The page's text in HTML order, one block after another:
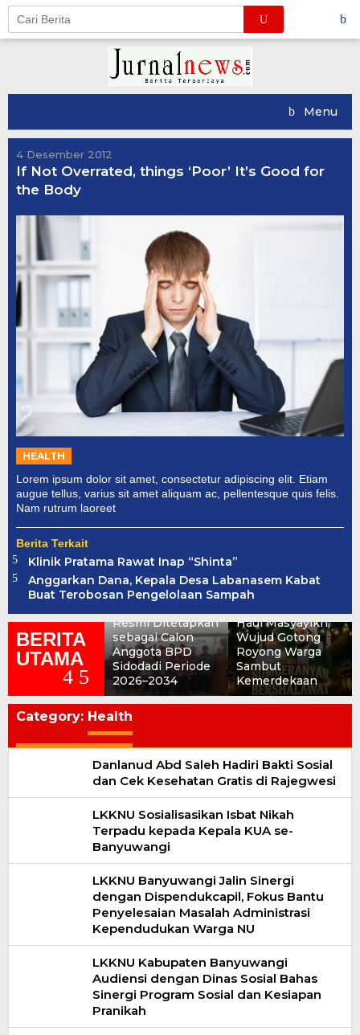
Skip
content
Menu
4 Desember 2012
If Not Overrated, things ‘Poor’ It’s Good for
the Body
HEALTH
Lorem ipsum dolor sit amet, consectetur adipiscing elit. Etiam
augue tellus, varius sit amet aliquam ac, pellentesque quis felis.
Nam rutrum laoreet
Berita Terkait
Klinik Pratama Rawat Inap “Shinta”
Anggarkan Dana, Kepala Desa Labanasem Kabat
Buat Terobosan Pengelolaan Sampah
BERITA
UTAMA
Resmi Ditetapkan
sebagai Calon
Anggota BPD
Sidodadi Periode
2026–2034
SUMBERANYAR
BERSHALAWAT:
Haul Masyayikh,
Wujud Gotong
Royong Warga
Sambut
Kemerdekaan
Category: Health
Danlanud Abd Saleh Hadiri Bakti Sosial
dan Cek Kesehatan Gratis di Rajegwesi
LKKNU Sosialisasikan Isbat Nikah
Terpadu kepada Kepala KUA se-
Banyuwangi
LKKNU Banyuwangi Jalin Sinergi
dengan Dispendukcapil, Fokus Bantu
Penyelesaian Masalah Administrasi
Kependudukan Warga NU
LKKNU Kabupaten Banyuwangi
Audiensi dengan Dinas Sosial Bahas
Sinergi Program Sosial dan Kesiapan
Pranikah